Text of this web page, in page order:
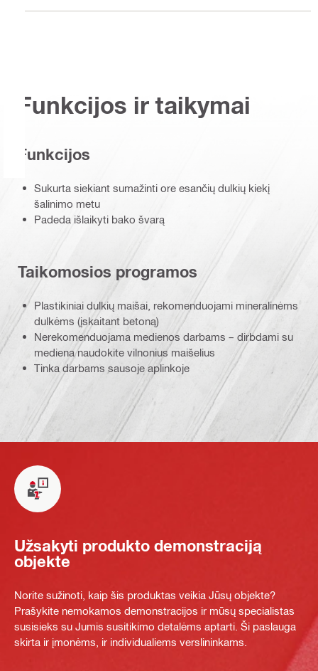
Funkcijos ir taikymai
Funkcijos
Sukurta siekiant sumažinti ore esančių dulkių kiekį
šalinimo metu
Padeda išlaikyti bako švarą
Taikomosios programos
Plastikiniai dulkių maišai, rekomenduojami mineralinėms
dulkėms (įskaitant betoną)
Nerekomenduojama medienos darbams – dirbdami su
mediena naudokite vilnonius maišelius
Tinka darbams sausoje aplinkoje
Užsakyti produkto demonstraciją
objekte
Norite sužinoti, kaip šis produktas veikia Jūsų objekte?
Prašykite nemokamos demonstracijos ir mūsų specialistas
susisieks su Jumis susitikimo detalėms aptarti. Ši paslauga
skirta ir įmonėms, ir individualiems verslininkams.